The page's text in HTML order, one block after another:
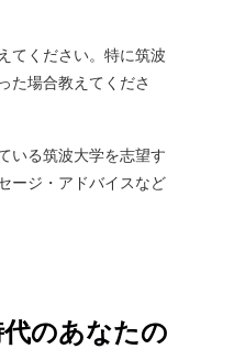
てください。特に筑波
た場合教えてくださ
いる筑波大学を志望す
ージ・アドバイスなど
のあなたの